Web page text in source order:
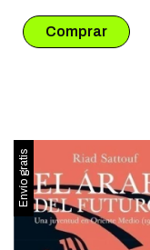
Envío gratis